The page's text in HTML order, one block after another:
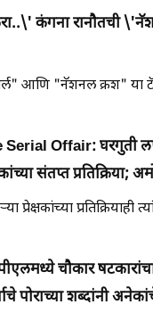
कंगना रानौतची
आणि "नॅशनल क्रश" या
Offair: घरगुती
संतप्त प्रतिक्रिया;
प्रेक्षकांच्या
चौकार
पोराच्या शब्दांनी